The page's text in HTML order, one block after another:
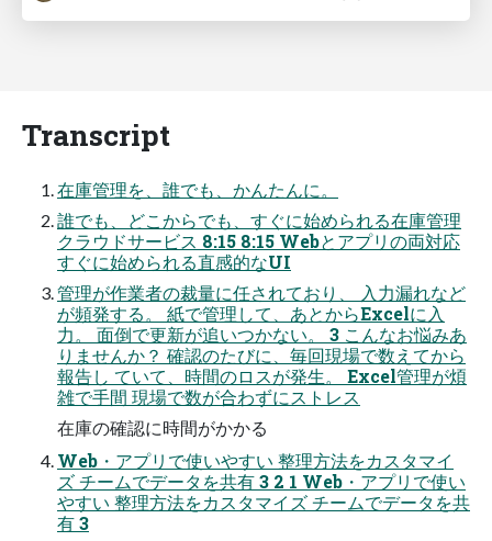
Transcript
在庫管理を、誰でも、かんたんに。
誰でも、どこからでも、すぐに始められる在庫管理
クラウドサービス 8:15 8:15 Webとアプリの両対応
すぐに始められる直感的なUI
管理が作業者の裁量に任されており、 入力漏れなど
が頻発する。 紙で管理して、あとからExcelに入
力。 面倒で更新が追いつかない。 3 こんなお悩みあ
りませんか？ 確認のたびに、毎回現場で数えてから
報告し ていて、時間のロスが発生。 Excel管理が煩
雑で手間 現場で数が合わずにストレス
在庫の確認に時間がかかる
Web・アプリで使いやすい 整理方法をカスタマイ
ズ チームでデータを共有 3 2 1 Web・アプリで使い
やすい 整理方法をカスタマイズ チームでデータを共
有 3